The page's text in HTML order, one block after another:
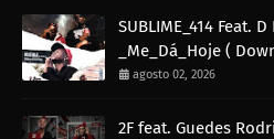
SUBLIME_414 Feat.
_Me_Dá_Hoje (
agosto 02, 2026
2F feat. Guedes